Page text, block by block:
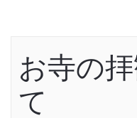
お寺の
て